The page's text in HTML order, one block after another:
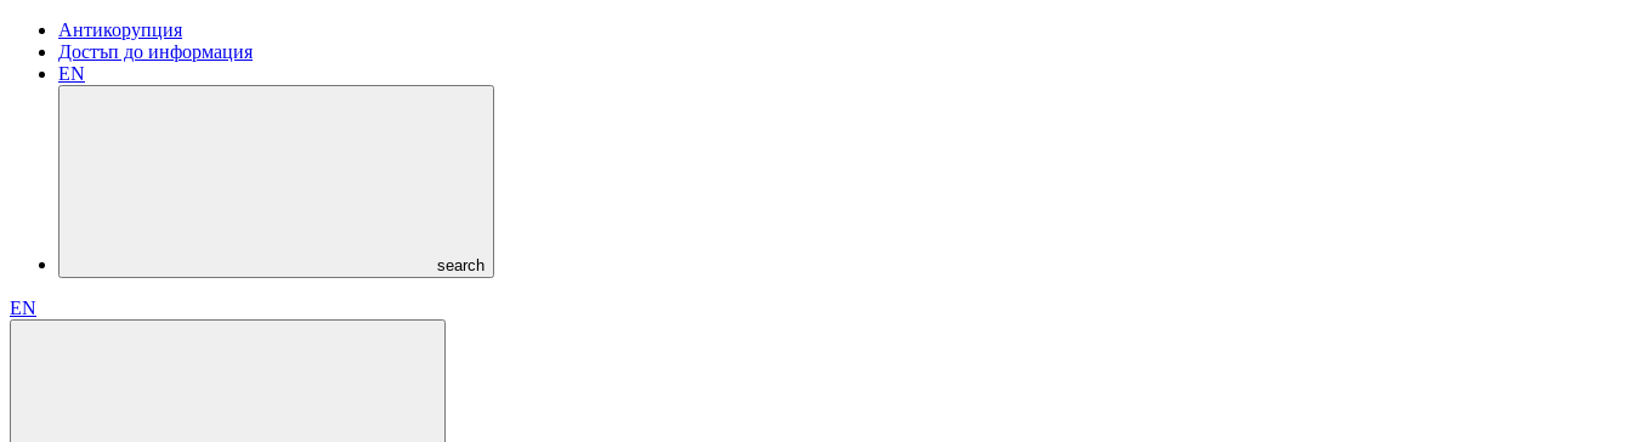
Антикорупция
Достъп до информация
EN
search
EN